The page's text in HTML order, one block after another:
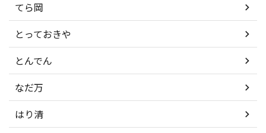
てら岡
とっておきや
とんでん
なだ万
はり清